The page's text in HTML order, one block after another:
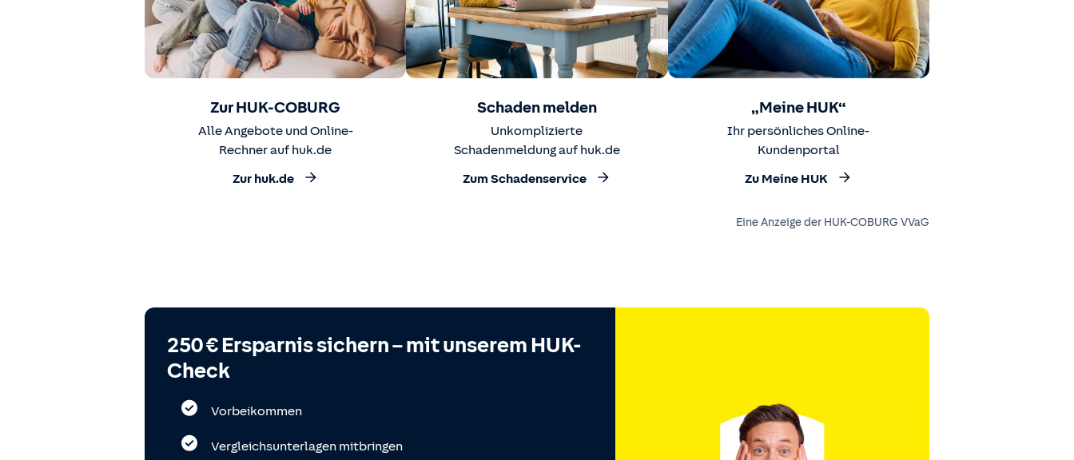
Zur HUK-COBURG
Alle Angebote und Online-
Rechner auf huk.de
Zur huk.de
Schaden melden
Unkomplizierte
Schadenmeldung auf huk.de
Zum Schadenservice
„Meine HUK“
Ihr persönliches Online-
Kundenportal
Zu Meine HUK
Eine Anzeige der HUK-COBURG VVaG
250 € Ersparnis sichern – mit unserem HUK-
Check
Vorbeikommen
Vergleichsunterlagen mitbringen